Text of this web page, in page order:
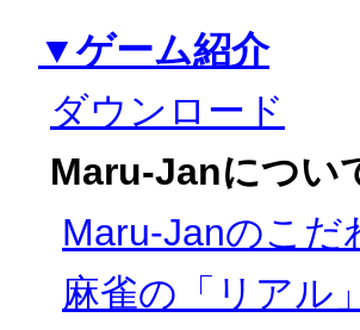
▼ゲーム紹介
ダウンロード
Maru-Janについ
Maru-Janのこだ
麻雀の「リアル